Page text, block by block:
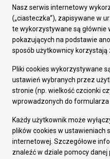
Załatw sprawę
Prezydent Miasta
Rada Miasta
Wydziały
Elektroniczna Skrzynka
Gospodarka
Fundusze europejskie
Środki krajowe
Oferty inwestycyjne
Pozostałe
Deklaracja dostępności
Dane osobowe
Dodaj opinię o witrynie
Nasz serwis internetowy
(„ciasteczka”), zapisywane w
te wykorzystywane są głównie
pokazujących na podstawie
sposób użytkownicy korzystają
Pliki cookies wykorzystywane
ustawień wybranych przez
stronie (np. wielkość czcionki
wprowadzonych do formularza
Każdy użytkownik może
plików cookies w ustawieniach
internetowej. Szczegółowe
znaleźć w dziale pomocy danej